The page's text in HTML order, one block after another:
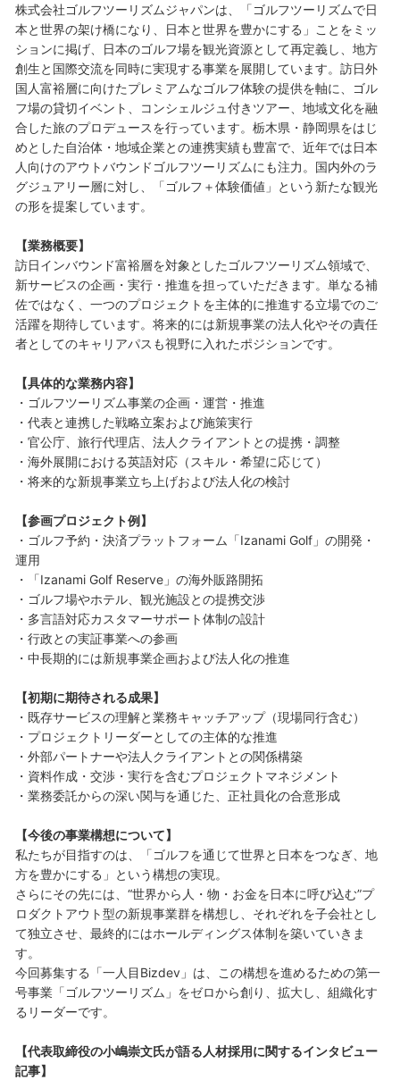
株式会社ゴルフツーリズムジャパンは、「ゴルフツーリズムで日
本と世界の架け橋になり、日本と世界を豊かにする」ことをミッ
ションに掲げ、日本のゴルフ場を観光資源として再定義し、地方
創生と国際交流を同時に実現する事業を展開しています。訪日外
国人富裕層に向けたプレミアムなゴルフ体験の提供を軸に、ゴル
フ場の貸切イベント、コンシェルジュ付きツアー、地域文化を融
合した旅のプロデュースを行っています。栃木県・静岡県をはじ
めとした自治体・地域企業との連携実績も豊富で、近年では日本
人向けのアウトバウンドゴルフツーリズムにも注力。国内外のラ
グジュアリー層に対し、「ゴルフ＋体験価値」という新たな観光
の形を提案しています。
【業務概要】
訪日インバウンド富裕層を対象としたゴルフツーリズム領域で、
新サービスの企画・実行・推進を担っていただきます。単なる補
佐ではなく、一つのプロジェクトを主体的に推進する立場でのご
活躍を期待しています。将来的には新規事業の法人化やその責任
者としてのキャリアパスも視野に入れたポジションです。
【具体的な業務内容】
・ゴルフツーリズム事業の企画・運営・推進
・代表と連携した戦略立案および施策実行
・官公庁、旅行代理店、法人クライアントとの提携・調整
・海外展開における英語対応（スキル・希望に応じて）
・将来的な新規事業立ち上げおよび法人化の検討
【参画プロジェクト例】
・ゴルフ予約・決済プラットフォーム「Izanami Golf」の開発・
運用
・「Izanami Golf Reserve」の海外販路開拓
・ゴルフ場やホテル、観光施設との提携交渉
・多言語対応カスタマーサポート体制の設計
・行政との実証事業への参画
・中長期的には新規事業企画および法人化の推進
【初期に期待される成果】
・既存サービスの理解と業務キャッチアップ（現場同行含む）
・プロジェクトリーダーとしての主体的な推進
・外部パートナーや法人クライアントとの関係構築
・資料作成・交渉・実行を含むプロジェクトマネジメント
・業務委託からの深い関与を通じた、正社員化の合意形成
【今後の事業構想について】
私たちが目指すのは、「ゴルフを通じて世界と日本をつなぎ、地
方を豊かにする」という構想の実現。
さらにその先には、“世界から人・物・お金を日本に呼び込む”プ
ロダクトアウト型の新規事業群を構想し、それぞれを子会社とし
て独立させ、最終的にはホールディングス体制を築いていきま
す。
今回募集する「一人目Bizdev」は、この構想を進めるための第一
号事業「ゴルフツーリズム」をゼロから創り、拡大し、組織化す
るリーダーです。
【代表取締役の小嶋崇文氏が語る人材採用に関するインタビュー
記事】